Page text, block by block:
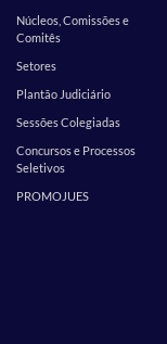
Núcleos, Comissões e
Comitês
Setores
Plantão Judiciário
Sessões Colegiadas
Concursos e Processos
Seletivos
PROMOJUES